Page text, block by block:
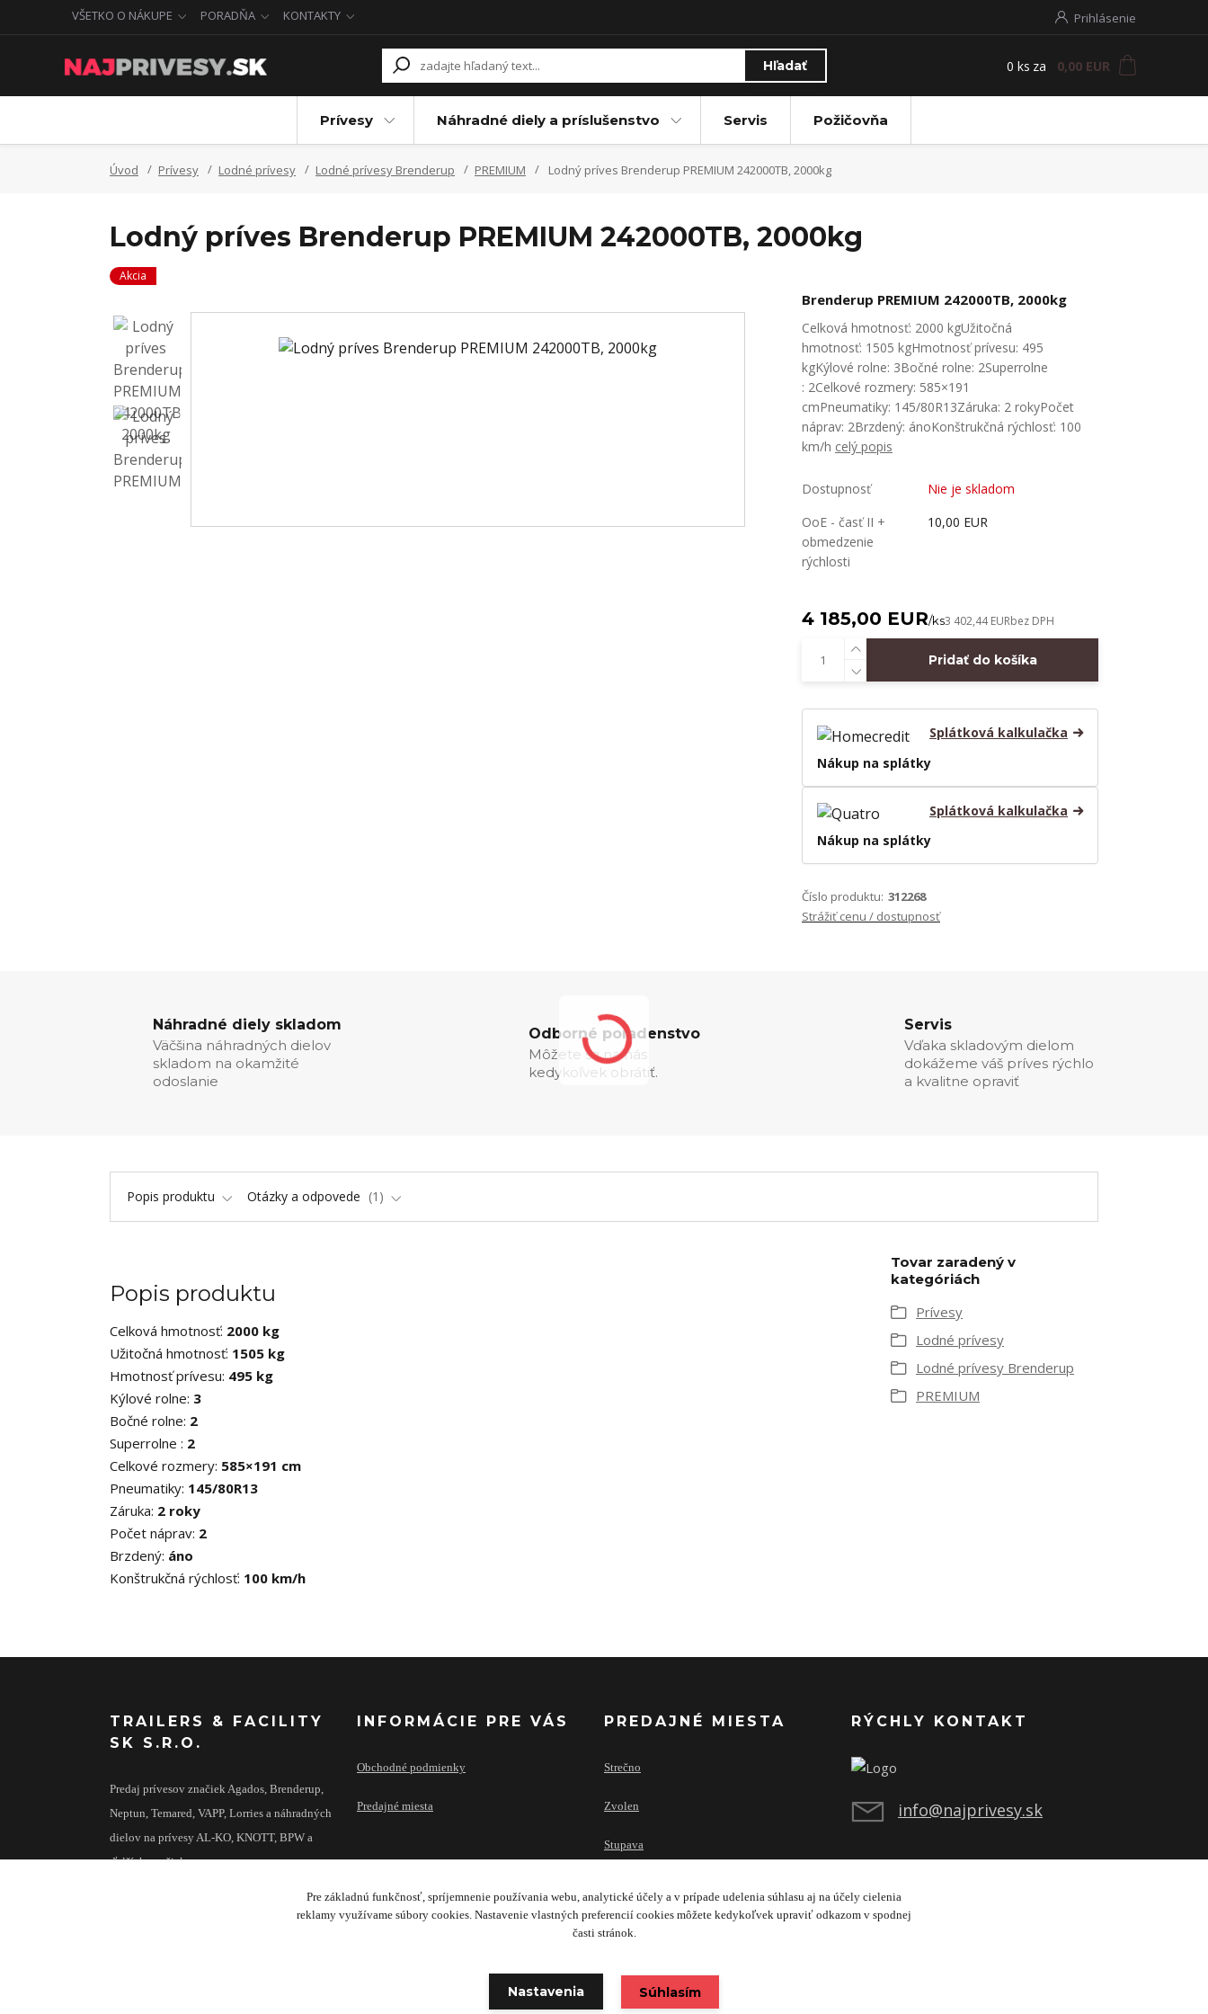
VŠETKO O NÁKUPE PORADŇA KONTAKTY Prihlásenie
Hľadať 0 ks za 0,00 EUR
Prívesy Náhradné diely a príslušenstvo Servis Požičovňa
Úvod Prívesy Lodné prívesy Lodné prívesy Brenderup PREMIUM Lodný príves Brenderup PREMIUM 242000TB, 2000kg
Lodný príves Brenderup PREMIUM 242000TB, 2000kg
Akcia
Brenderup PREMIUM 242000TB, 2000kg
Celková hmotnosť: 2000 kgUžitočná
hmotnosť: 1505 kgHmotnosť prívesu: 495
kgKýlové rolne: 3Bočné rolne: 2Superrolne
: 2Celkové rozmery: 585×191
cmPneumatiky: 145/80R13Záruka: 2 rokyPočet
náprav: 2Brzdený: ánoKonštrukčná rýchlosť: 100
km/h celý popis
Dostupnosť
Nie je skladom
OoE - časť II +
obmedzenie
rýchlosti
10,00 EUR
4 185,00 EUR/ks3 402,44 EURbez DPH
Pridať do košíka
Splátková kalkulačka
Nákup na splátky
Splátková kalkulačka
Nákup na splátky
Číslo produktu: 312268
Strážiť cenu / dostupnosť
Náhradné diely skladom
Väčšina náhradných dielov
skladom na okamžité
odoslanie
Odborné poradenstvo
Môžete sa na nás
kedykoľvek obrátiť.
Servis
Vďaka skladovým dielom
dokážeme váš príves rýchlo
a kvalitne opraviť
Popis produktu Otázky a odpovede 1
Popis produktu
Celková hmotnosť: 2000 kg
Užitočná hmotnosť: 1505 kg
Hmotnosť prívesu: 495 kg
Kýlové rolne: 3
Bočné rolne: 2
Superrolne : 2
Celkové rozmery: 585×191 cm
Pneumatiky: 145/80R13
Záruka: 2 roky
Počet náprav: 2
Brzdený: áno
Konštrukčná rýchlosť: 100 km/h
Tovar zaradený v
kategóriách
Prívesy
Lodné prívesy
Lodné prívesy Brenderup
PREMIUM
TRAILERS & FACILITY
SK S.R.O.
Predaj prívesov značiek Agados, Brenderup,
Neptun, Temared, VAPP, Lorries a náhradných
dielov na prívesy AL-KO, KNOTT, BPW a
ďalších značiek.
INFORMÁCIE PRE VÁS
Obchodné podmienky
Predajné miesta
PREDAJNÉ MIESTA
Strečno
Zvolen
Stupava
RÝCHLY KONTAKT
info@najprivesy.sk
Copyright 2020 © TRAILERS & FACILITY SK s.r.o.
Pre základnú funkčnosť, spríjemnenie používania webu, analytické účely a v prípade udelenia súhlasu aj na účely cielenia
reklamy využívame súbory cookies. Nastavenie vlastných preferencií cookies môžete kedykoľvek upraviť odkazom v spodnej
časti stránok.
Nastavenia Súhlasím